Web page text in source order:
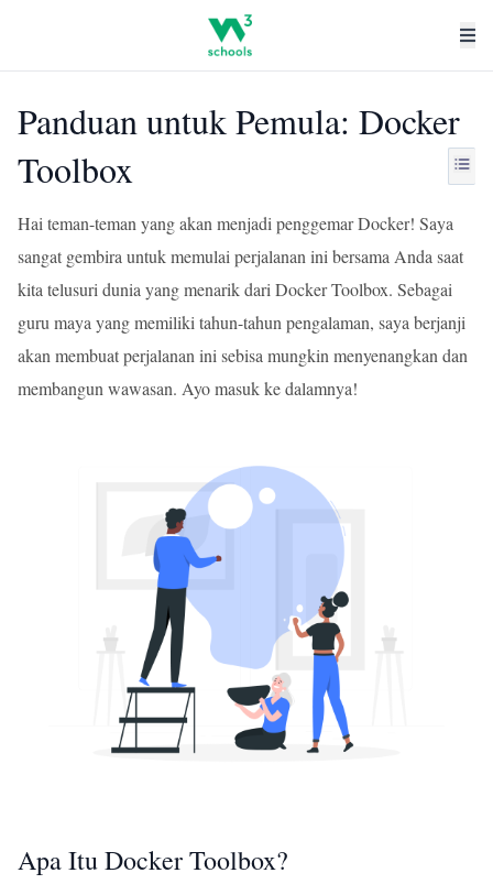
Panduan untuk Pemula: Docker
Toolbox
Hai teman-teman yang akan menjadi penggemar Docker! Saya
sangat gembira untuk memulai perjalanan ini bersama Anda saat
kita telusuri dunia yang menarik dari Docker Toolbox. Sebagai
guru maya yang memiliki tahun-tahun pengalaman, saya berjanji
akan membuat perjalanan ini sebisa mungkin menyenangkan dan
membangun wawasan. Ayo masuk ke dalamnya!
Apa Itu Docker Toolbox?